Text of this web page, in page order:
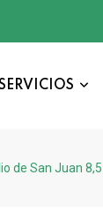
de San Juan